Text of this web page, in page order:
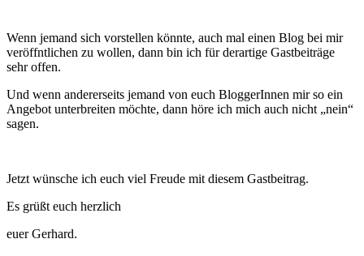
Wenn jemand sich vorstellen könnte, auch mal einen Blog bei mir
veröffntlichen zu wollen, dann bin ich für derartige Gastbeiträge
sehr offen.
Und wenn andererseits jemand von euch BloggerInnen mir so ein
Angebot unterbreiten möchte, dann höre ich mich auch nicht „nein“
sagen.
Jetzt wünsche ich euch viel Freude mit diesem Gastbeitrag.
Es grüßt euch herzlich
euer Gerhard.